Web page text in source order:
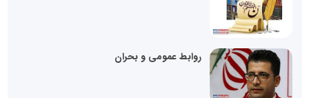
روابط عمومی و بحران